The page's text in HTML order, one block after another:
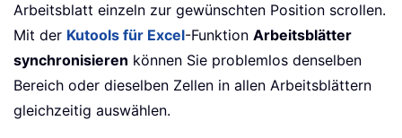
Arbeitsblatt einzeln zur gewünschten Position scrollen.
Mit der Kutools für Excel-Funktion Arbeitsblätter
synchronisieren können Sie problemlos denselben
Bereich oder dieselben Zellen in allen Arbeitsblättern
gleichzeitig auswählen.